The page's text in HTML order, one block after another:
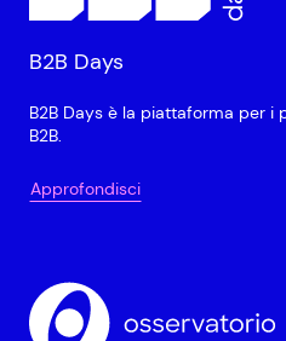
B2B Days
B2B Days è la piattaforma per i
B2B.
Approfondisci